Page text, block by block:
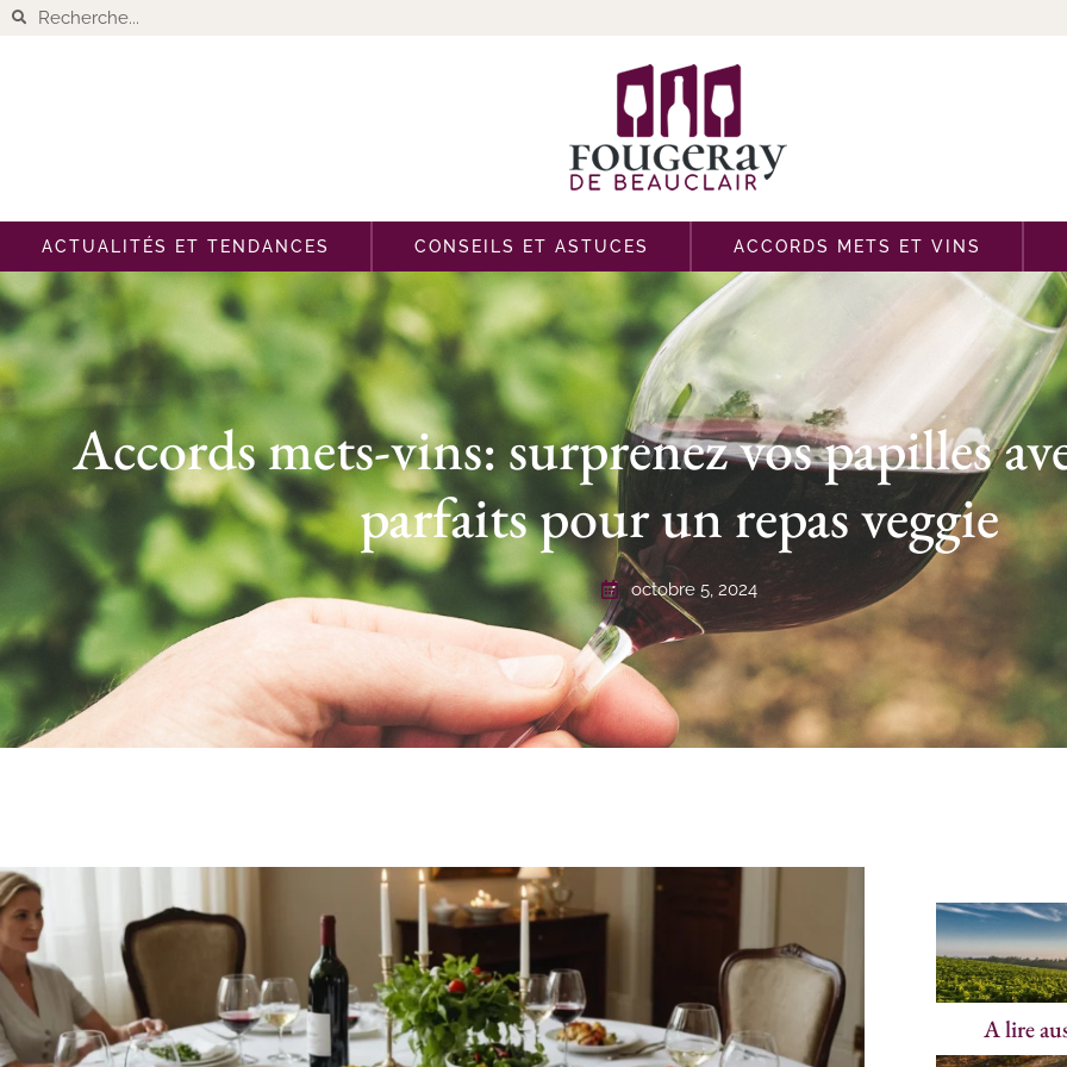
ACTUALITÉS ET TENDANCES CONSEILS ET ASTUCES ACCORDS METS ET VINS
Accords mets-vins: surprenez vos papilles
parfaits pour un repas veggie
octobre 5, 2024
A lire